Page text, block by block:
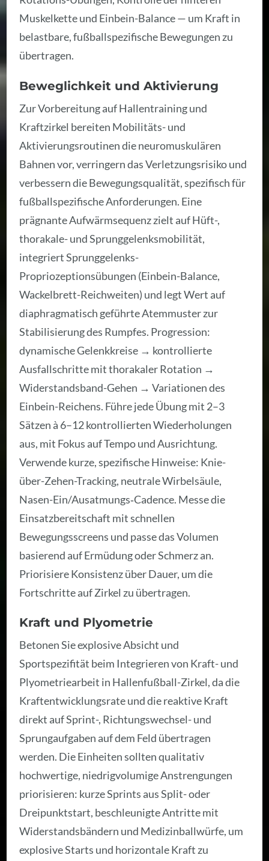
Muskelkette und Einbein-Balance — um Kraft in
belastbare, fußballspezifische Bewegungen zu
übertragen.
Beweglichkeit und Aktivierung
Zur Vorbereitung auf Hallentraining und
Kraftzirkel bereiten Mobilitäts- und
Aktivierungsroutinen die neuromuskulären
Bahnen vor, verringern das Verletzungsrisiko und
verbessern die Bewegungsqualität, spezifisch für
fußballspezifische Anforderungen. Eine
prägnante Aufwärmsequenz zielt auf Hüft-,
thorakale- und Sprunggelenksmobilität,
integriert Sprunggelenks-
Propriozeptionsübungen (Einbein-Balance,
Wackelbrett-Reichweiten) und legt Wert auf
diaphragmatisch geführte Atemmuster zur
Stabilisierung des Rumpfes. Progression:
dynamische Gelenkkreise → kontrollierte
Ausfallschritte mit thorakaler Rotation →
Widerstandsband-Gehen → Variationen des
Einbein-Reichens. Führe jede Übung mit 2–3
Sätzen à 6–12 kontrollierten Wiederholungen
aus, mit Fokus auf Tempo und Ausrichtung.
Verwende kurze, spezifische Hinweise: Knie-
über-Zehen-Tracking, neutrale Wirbelsäule,
Nasen-Ein/Ausatmungs‑Cadence. Messe die
Einsatzbereitschaft mit schnellen
Bewegungsscreens und passe das Volumen
basierend auf Ermüdung oder Schmerz an.
Priorisiere Konsistenz über Dauer, um die
Fortschritte auf Zirkel zu übertragen.
Kraft und Plyometrie
Betonen Sie explosive Absicht und
Sportspezifität beim Integrieren von Kraft- und
Plyometriearbeit in Hallenfußball-Zirkel, da die
Kraftentwicklungsrate und die reaktive Kraft
direkt auf Sprint-, Richtungswechsel- und
Sprungaufgaben auf dem Feld übertragen
werden. Die Einheiten sollten qualitativ
hochwertige, niedrigvolumige Anstrengungen
priorisieren: kurze Sprints aus Split- oder
Dreipunktstart, beschleunigte Antritte mit
Widerstandsbändern und Medizinballwürfe, um
explosive Starts und horizontale Kraft zu